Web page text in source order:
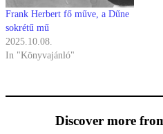
Frank Herbert fő műve, a Dűne
sokrétű mű
2025.10.08.
In "Könyvajánló"
Discover more